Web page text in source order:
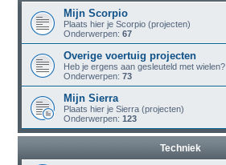
Mijn Scorpio
Plaats hier je Scorpio (projecten)
Onderwerpen: 67
Overige voertuig projecten
Heb je ergens aan gesleuteld met wielen?
Onderwerpen: 73
Mijn Sierra
Plaats hier je Sierra (projecten)
Onderwerpen: 123
Techniek